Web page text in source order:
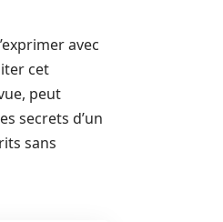
avec
cet
peut
secrets d’un
sans